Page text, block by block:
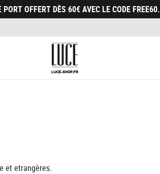
PORT OFFERT DÈS 60€ AVEC LE CODE FREE60.
et etrangères.